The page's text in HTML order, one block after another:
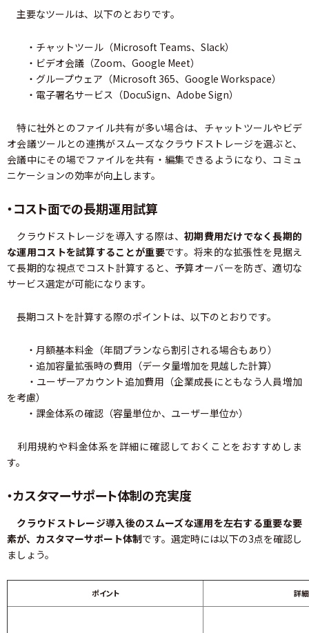
主要なツールは、以下のとおりです。
・チャットツール（Microsoft Teams、Slack）
・ビデオ会議（Zoom、Google Meet）
・グループウェア（Microsoft 365、Google Workspace）
・電子署名サービス（DocuSign、Adobe Sign）
特に社外とのファイル共有が多い場合は、チャットツールやビデ
オ会議ツールとの連携がスムーズなクラウドストレージを選ぶと、
会議中にその場でファイルを共有・編集できるようになり、コミュ
ニケーションの効率が向上します。
・コスト面での長期運用試算
クラウドストレージを導入する際は、 初期費用だけでなく長期的
な運用コストを試算することが重要です。将来的な拡張性を見据え
て長期的な視点でコスト計算すると、予算オーバーを防ぎ、適切な
サービス選定が可能になります。
長期コストを計算する際のポイントは、以下のとおりです。
・月額基本料金（年間プランなら割引される場合もあり）
・追加容量拡張時の費用（データ量増加を見越した計算）
・ユーザーアカウント追加費用（企業成長にともなう人員増加
を考慮）
・課金体系の確認（容量単位か、ユーザー単位か）
利用規約や料金体系を詳細に確認しておくことをおすすめしま
す。
・カスタマーサポート体制の充実度
クラウドストレージ導入後のスムーズな運用を左右する重要な要
素が、カスタマーサポート体制です。選定時には以下の3点を確認し
ましょう。
ポイント 詳細